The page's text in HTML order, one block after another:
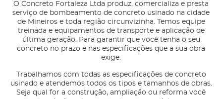
O Concreto Fortaleza Ltda produz, comercializa e presta
serviço de bombeamento de concreto usinado na cidade
de Mineiros e toda região circunvizinha. Temos equipe
treinada e equipamentos de transporte e aplicação de
última geração. Para garantir que você tenha o seu
concreto no prazo e nas especificações que a sua obra
exige.
Trabalhamos com todas as especificações de concreto
usinado e atendemos todos os tipos e tamanhos de obras.
Seja qual for a construção, ampliação ou reforma você